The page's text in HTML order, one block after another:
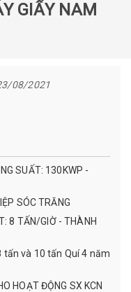
GIẤY NAM
08/2021
SUẤT: 130KWP -
SÓC TRĂNG
8 TẤN/GIỜ - THÀNH
tấn và 10 tấn Quí 4 năm
HOẠT ĐỘNG SX KCN